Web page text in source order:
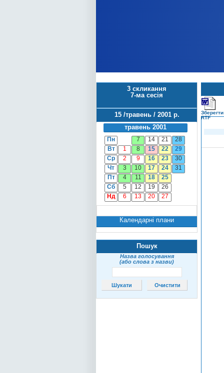
3 скликання
7-ма сесія
15 /травень / 2001 р.
травень 2001
Пн 7 14 21
28
Вт
1 8 15 22
29
Ср
2 9 16 23
30
Чт
3 10 17 24
31
Пт
4 11 18
25
Сб
5 12 19
26
Нд
6 13 20 27
Календарні плани
Пошук
Назва голосування
(або слова з назви)
RTF